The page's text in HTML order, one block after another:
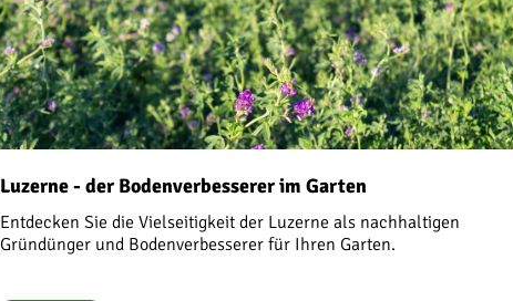
Luzerne - der Bodenverbesserer im Garten
Entdecken Sie die Vielseitigkeit der Luzerne als nachhaltigen
Gründünger und Bodenverbesserer für Ihren Garten.